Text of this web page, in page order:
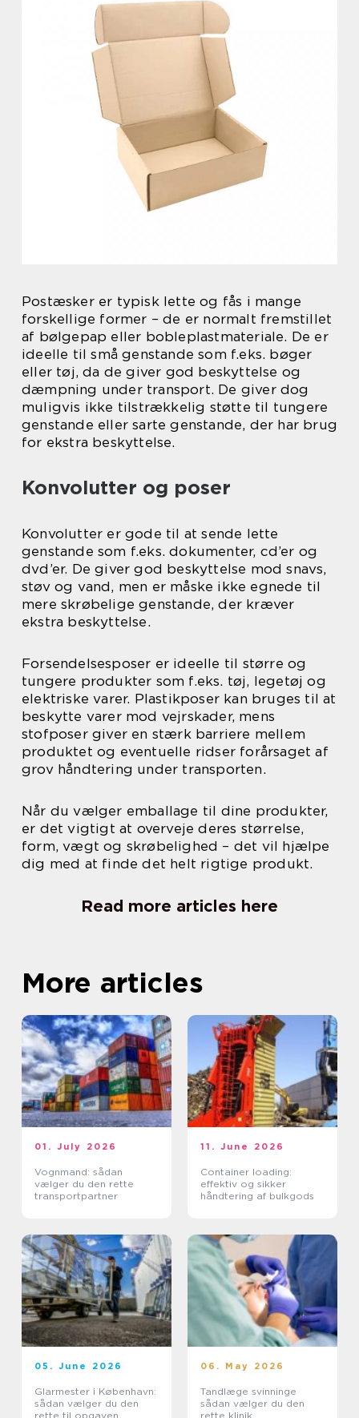
Postæsker er typisk lette og fås i mange
forskellige former – de er normalt fremstillet
af bølgepap eller bobleplastmateriale. De er
ideelle til små genstande som f.eks. bøger
eller tøj, da de giver god beskyttelse og
dæmpning under transport. De giver dog
muligvis ikke tilstrækkelig støtte til tungere
genstande eller sarte genstande, der har brug
for ekstra beskyttelse.
Konvolutter og poser
Konvolutter er gode til at sende lette
genstande som f.eks. dokumenter, cd’er og
dvd’er. De giver god beskyttelse mod snavs,
støv og vand, men er måske ikke egnede til
mere skrøbelige genstande, der kræver
ekstra beskyttelse.
Forsendelsesposer er ideelle til større og
tungere produkter som f.eks. tøj, legetøj og
elektriske varer. Plastikposer kan bruges til at
beskytte varer mod vejrskader, mens
stofposer giver en stærk barriere mellem
produktet og eventuelle ridser forårsaget af
grov håndtering under transporten.
Når du vælger emballage til dine produkter,
er det vigtigt at overveje deres størrelse,
form, vægt og skrøbelighed – det vil hjælpe
dig med at finde det helt rigtige produkt.
Read more articles here
More articles
01. July 2026
Vognmand: sådan
vælger du den rette
transportpartner
11. June 2026
Container loading:
effektiv og sikker
håndtering af bulkgods
05. June 2026
Glarmester i København:
sådan vælger du den
rette til opgaven
06. May 2026
Tandlæge svinninge
sådan vælger du den
rette klinik